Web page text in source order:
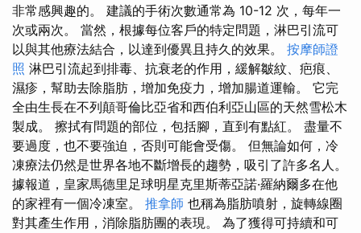
非常感興趣的。 建議的手術次數通常為 10-12 次，每年一
次或兩次。 當然，根據每位客戶的特定問題，淋巴引流可
以與其他療法結合，以達到優異且持久的效果。 按摩師證
照 淋巴引流起到排毒、抗衰老的作用，緩解皺紋、疤痕、
濕疹，幫助去除脂肪，增加免疫力，增加腸道運輸。 它完
全由生長在不列顛哥倫比亞省和西伯利亞山區的天然雪松木
製成。 擦拭有問題的部位，包括腳，直到有點紅。 盡量不
要過度，也不要強迫，否則可能會受傷。 但無論如何，冷
凍療法仍然是世界各地不斷增長的趨勢，吸引了許多名人。
據報道，皇家馬德里足球明星克里斯蒂亞諾·羅納爾多在他
的家裡有一個冷凍室。 推拿師 也稱為脂肪噴射，旋轉線圈
對其產生作用，消除脂肪團的表現。 為了獲得可持續和可